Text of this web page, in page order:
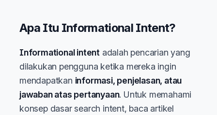
Apa Itu Informational Intent?
Informational intent adalah pencarian yang
dilakukan pengguna ketika mereka ingin
mendapatkan informasi, penjelasan, atau
jawaban atas pertanyaan. Untuk memahami
konsep dasar search intent, baca artikel